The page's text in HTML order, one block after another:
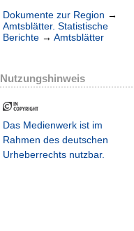
Dokumente zur Region →
Amtsblätter. Statistische
Berichte → Amtsblätter
Nutzungshinweis
Das Medienwerk ist im
Rahmen des deutschen
Urheberrechts nutzbar.